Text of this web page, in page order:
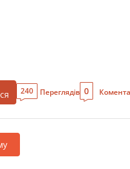
240 Переглядів 0